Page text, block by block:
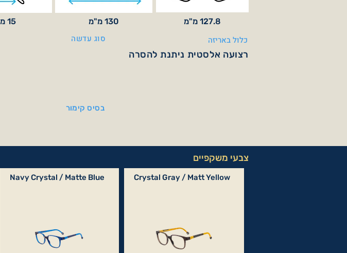
15 מ"מ 130 מ"מ 127.8 מ"מ
סוג עדשה
כלול באריזה
רצועה אלסטית ניתנת להסרה
בסיס קימור
צבעי משקפיים
Navy Crystal / Matte Blue Crystal Gray / Matt Yellow